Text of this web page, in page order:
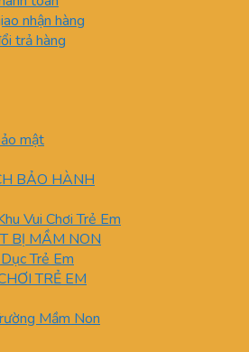
nhận hàng
trả hàng
mật
BẢO HÀNH
Vui Chơi Trẻ Em
BỊ MẦM NON
Trẻ Em
TRẺ EM
Mầm Non